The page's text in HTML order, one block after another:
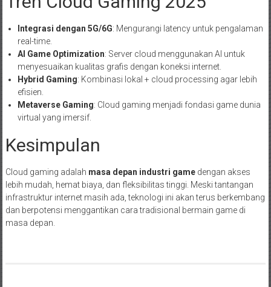
Integrasi dengan 5G/6G: Mengurangi latency untuk pengalaman
real-time.
AI Game Optimization: Server cloud menggunakan AI untuk
menyesuaikan kualitas grafis dengan koneksi internet.
Hybrid Gaming: Kombinasi lokal + cloud processing agar lebih
efisien.
Metaverse Gaming: Cloud gaming menjadi fondasi game dunia
virtual yang imersif.
Kesimpulan
Cloud gaming adalah masa depan industri gamedengan akses
lebih mudah, hemat biaya, dan fleksibilitas tinggi. Meski tantangan
infrastruktur internet masih ada, teknologi ini akan terus berkembang
dan berpotensi menggantikan cara tradisional bermain game di
masa depan.